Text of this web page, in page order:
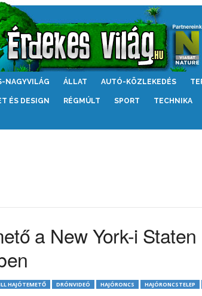
NAGYVILÁG ÁLLAT AUTÓ-KÖZLEKEDÉS
ÉS DESIGN RÉGMÚLT SPORT TECHNIKA
a New York-i
HAJÓTEMETŐ DRÓNVIDEÓ HAJÓRONCS HAJÓRONCSTELEP